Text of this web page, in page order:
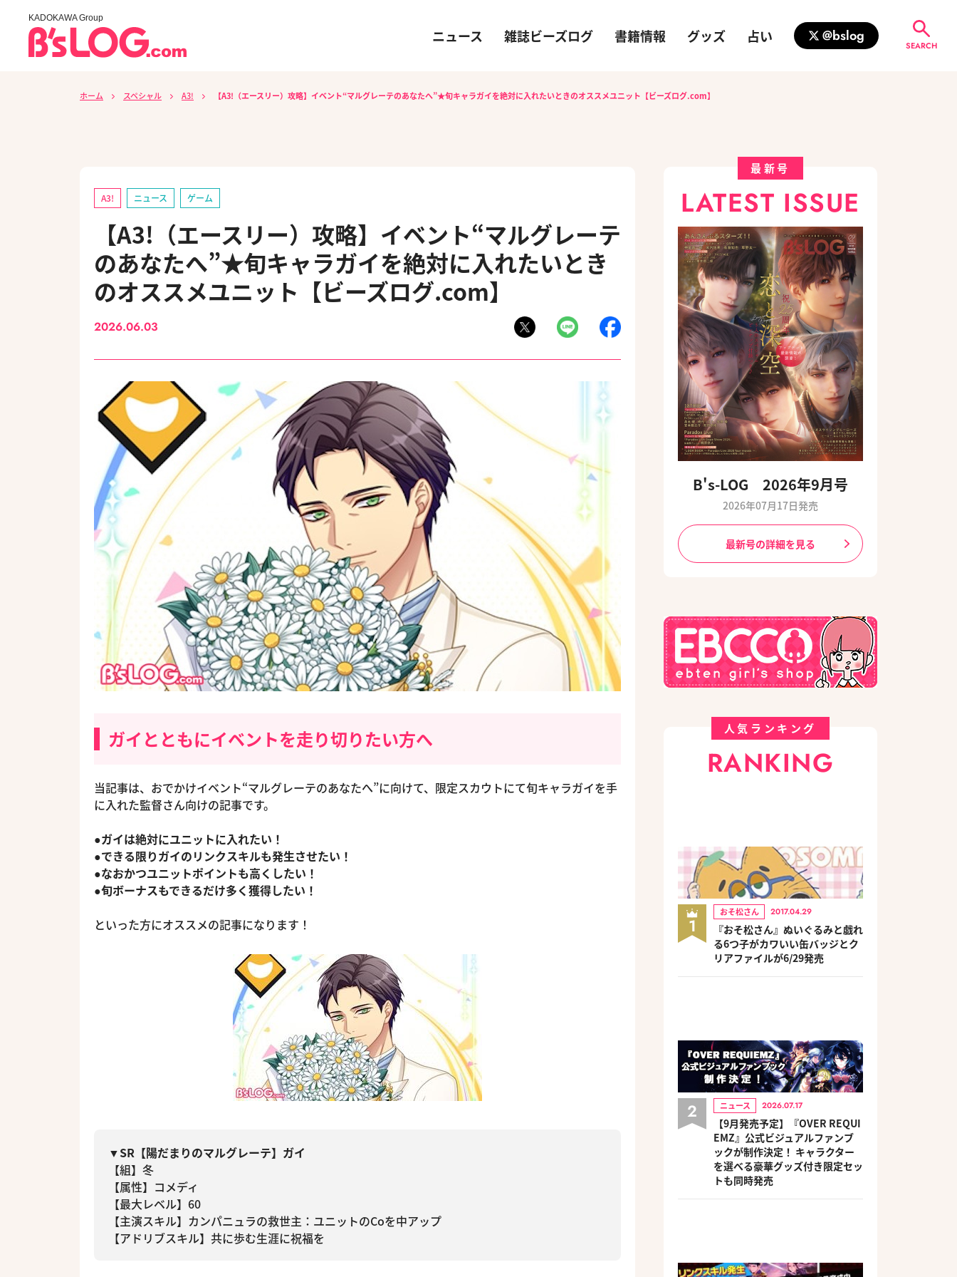
KADOKAWA Group
ニュース 雑誌ビーズログ 書籍情報 グッズ 占い @bslog
SEARCH
ホーム スペシャル A3! 【A3!（エースリー）攻略】イベント“マルグレーテのあなたへ”★旬キャラガイを絶対に入れたいときのオススメユニット【ビーズログ.com】
A3! ニュース ゲーム
【A3!（エースリー）攻略】イベント“マルグレーテ
のあなたへ”★旬キャラガイを絶対に入れたいとき
のオススメユニット【ビーズログ.com】
2026.06.03
ガイとともにイベントを走り切りたい方へ
当記事は、おでかけイベント“マルグレーテのあなたへ”に向けて、限定スカウトにて旬キャラガイを手
に入れた監督さん向けの記事です。
●ガイは絶対にユニットに入れたい！
●できる限りガイのリンクスキルも発生させたい！
●なおかつユニットポイントも高くしたい！
●旬ボーナスもできるだけ多く獲得したい！
といった方にオススメの記事になります！
▼SR【陽だまりのマルグレーテ】ガイ
【組】冬
【属性】コメディ
【最大レベル】60
【主演スキル】カンパニュラの救世主：ユニットのCoを中アップ
【アドリブスキル】共に歩む生涯に祝福を
最新号
LATEST ISSUE
B's-LOG 2026年9月号
2026年07月17日発売
最新号の詳細を見る
人気ランキング
RANKING
1
おそ松さん 2017.04.29
『おそ松さん』ぬいぐるみと戯れ
る6つ子がカワいい缶バッジとク
リアファイルが6/29発売
2 ニュース 2026.07.17
【9月発売予定】『OVER REQUI
EMZ』公式ビジュアルファンブ
ックが制作決定！ キャラクター
を選べる豪華グッズ付き限定セッ
トも同時発売